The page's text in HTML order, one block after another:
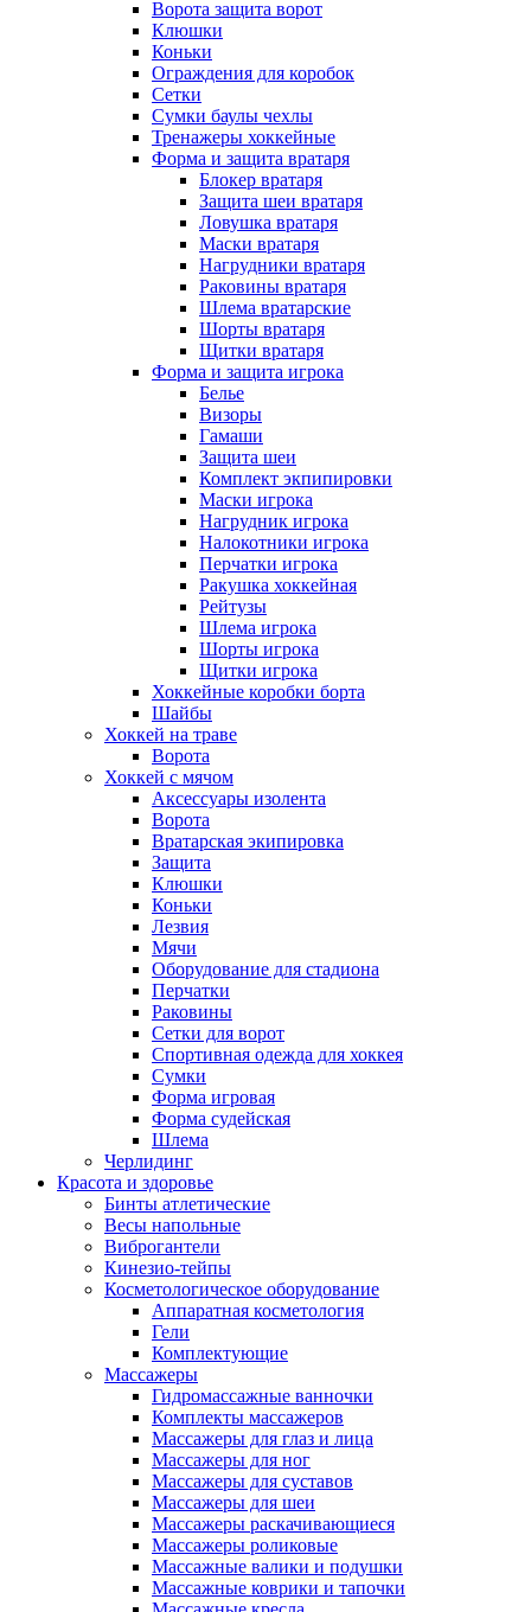
Ворота защита ворот
Клюшки
Коньки
Ограждения для коробок
Сетки
Сумки баулы чехлы
Тренажеры хоккейные
Форма и защита вратаря
Блокер вратаря
Защита шеи вратаря
Ловушка вратаря
Маски вратаря
Нагрудники вратаря
Раковины вратаря
Шлема вратарские
Шорты вратаря
Щитки вратаря
Форма и защита игрока
Белье
Визоры
Гамаши
Защита шеи
Комплект экпипировки
Маски игрока
Нагрудник игрока
Налокотники игрока
Перчатки игрока
Ракушка хоккейная
Рейтузы
Шлема игрока
Шорты игрока
Щитки игрока
Хоккейные коробки борта
Шайбы
Хоккей на траве
Ворота
Хоккей с мячом
Аксессуары изолента
Ворота
Вратарская экипировка
Защита
Клюшки
Коньки
Лезвия
Мячи
Оборудование для стадиона
Перчатки
Раковины
Сетки для ворот
Спортивная одежда для хоккея
Сумки
Форма игровая
Форма судейская
Шлема
Черлидинг
Красота и здоровье
Бинты атлетические
Весы напольные
Виброгантели
Кинезио-тейпы
Косметологическое оборудование
Аппаратная косметология
Гели
Комплектующие
Массажеры
Гидромассажные ванночки
Комплекты массажеров
Массажеры для глаз и лица
Массажеры для ног
Массажеры для суставов
Массажеры для шеи
Массажеры раскачивающиеся
Массажеры роликовые
Массажные валики и подушки
Массажные коврики и тапочки